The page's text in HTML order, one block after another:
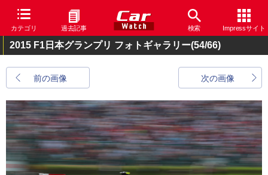
カテゴリ 過去記事 検索 Impressサイト
2015 F1日本グランプリ フォトギャラリー(54/66)
前の画像 次の画像